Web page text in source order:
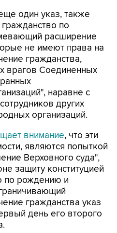
один указ, также
по
расширение
не имеют права на
гражданства,
врагов Соединенных
наравне с
других
организаций.
внимание, что эти
являются попыткой
Верховного суда",
защиту конституцией
по рождению и
гражданства указ
день его второго